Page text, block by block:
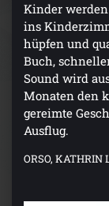
Kinder
ins
hüpfen und
Buch,
Sound wird
Monaten den
gereimte
Ausflug.
ORSO, KATHRIN